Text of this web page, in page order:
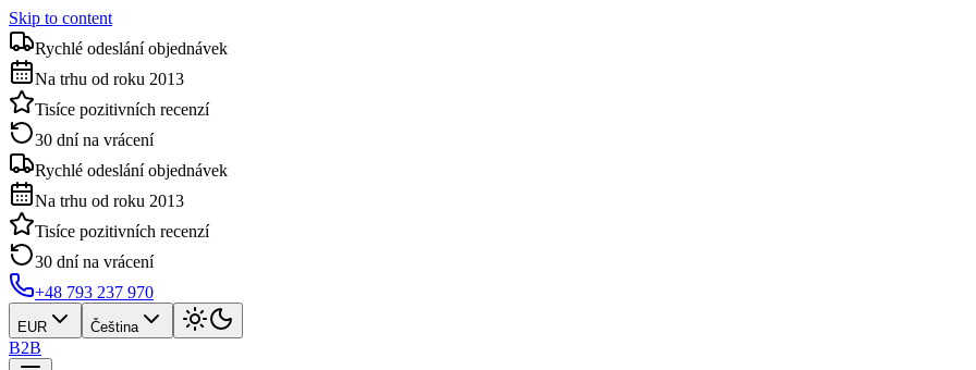
Skip to content
Rychlé odeslání objednávek
Na trhu od roku 2013
Tisíce pozitivních recenzí
30 dní na vrácení
Rychlé odeslání objednávek
Na trhu od roku 2013
Tisíce pozitivních recenzí
30 dní na vrácení
+48 793 237 970
EUR Čeština
B2B